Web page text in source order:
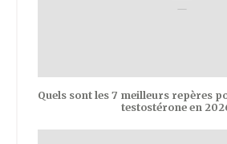
Quels sont les 7 meilleurs repères
testostérone en